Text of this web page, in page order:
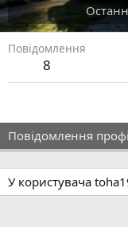
Повідомлення
8
Повідомлення
У користувача